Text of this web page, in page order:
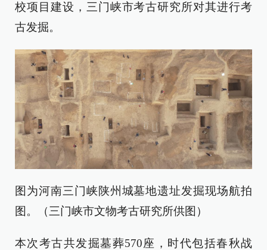
校项目建设，三门峡市考古研究所对其进行考
古发掘。
图为河南三门峡陕州城墓地遗址发掘现场航拍
图。（三门峡市文物考古研究所供图）
本次考古共发掘墓葬570座，时代包括春秋战